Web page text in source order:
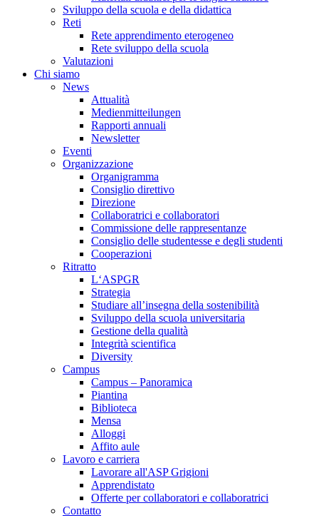
Sviluppo della scuola e della didattica
Reti
Rete apprendimento eterogeneo
Rete sviluppo della scuola
Valutazioni
Chi siamo
News
Attualità
Medienmitteilungen
Rapporti annuali
Newsletter
Eventi
Organizzazione
Organigramma
Consiglio direttivo
Direzione
Collaboratrici e collaboratori
Commissione delle rappresentanze
Consiglio delle studentesse e degli studenti
Cooperazioni
Ritratto
L‘ASPGR
Strategia
Studiare all’insegna della sostenibilità
Sviluppo della scuola universitaria
Gestione della qualità
Integrità scientifica
Diversity
Campus
Campus – Panoramica
Piantina
Biblioteca
Mensa
Alloggi
Affito aule
Lavoro e carriera
Lavorare all'ASP Grigioni
Apprendistato
Offerte per collaboratori e collaboratrici
Contatto